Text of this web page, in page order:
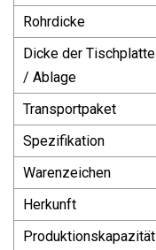
Rohrdicke
Dicke der Tischplatte
/ Ablage
Transportpaket
Spezifikation
Warenzeichen
Herkunft
Produktionskapazität